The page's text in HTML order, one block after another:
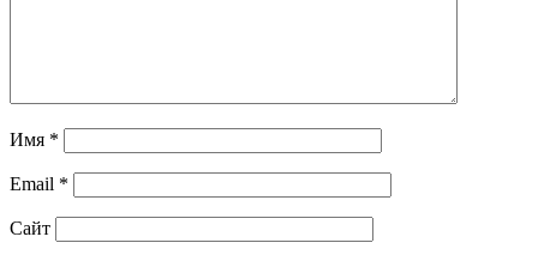
Имя *
Email *
Сайт